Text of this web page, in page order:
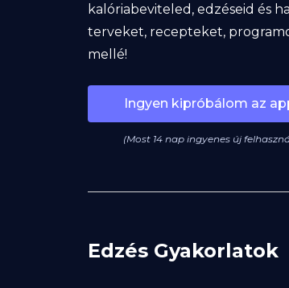
kalóriabeviteled, edzéseid és
terveket, recepteket,
mellé!
Ingyen kipróbálom az
(Most 14 nap ingyenes új
Edzés Gyakorlatok